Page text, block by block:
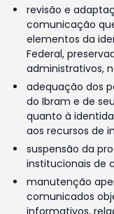
revisão e
comunicação
elementos da
Federal,
administrativos,
adequação dos
do Ibram e de
quanto à
aos recursos de
suspensão da
institucionais de
manutenção
comunicados